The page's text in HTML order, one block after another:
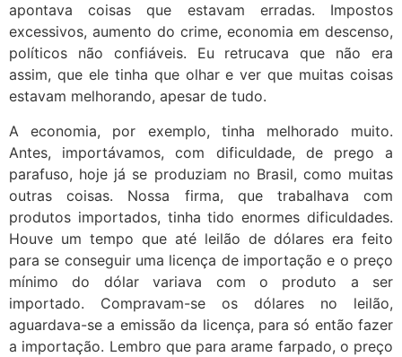
apontava coisas que estavam erradas. Impostos
excessivos, aumento do crime, economia em descenso,
políticos não confiáveis. Eu retrucava que não era
assim, que ele tinha que olhar e ver que muitas coisas
estavam melhorando, apesar de tudo.
A economia, por exemplo, tinha melhorado muito.
Antes, importávamos, com dificuldade, de prego a
parafuso, hoje já se produziam no Brasil, como muitas
outras coisas. Nossa firma, que trabalhava com
produtos importados, tinha tido enormes dificuldades.
Houve um tempo que até leilão de dólares era feito
para se conseguir uma licença de importação e o preço
mínimo do dólar variava com o produto a ser
importado. Compravam-se os dólares no leilão,
aguardava-se a emissão da licença, para só então fazer
a importação. Lembro que para arame farpado, o preço